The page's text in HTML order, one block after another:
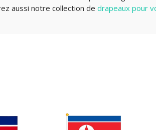
aussi notre collection de drapeaux pour